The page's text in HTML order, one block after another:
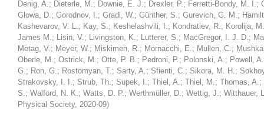
Denig, A.; Dieterle, M.; Downie, E. J.; Drexler, P.; Ferretti-Bondy, M. I.;
Glowa, D.; Gorodnov, I.; Gradl, W.; Günther, S.; Gurevich, G. M.;
Kashevarov, V. L.; Kay, S.; Keshelashvili, I.; Kondratiev, R.; Korolija, M.
James M.; Lisin, V.; Livingston, K.; Lutterer, S.; MacGregor, I. J. D.;
Metag, V.; Meyer, W.; Miskimen, R.; Mornacchi, E.; Mullen, C.;
Oberle, M.; Ostrick, M.; Otte, P. B.; Pedroni, P.; Polonski, A.; Powell, A.
G.; Ron, G.; Rostomyan, T.; Sarty, A.; Sfienti, C.; Sikora, M. H.;
Strakovsky, I. I.; Strub, Th.; Supek, I.; Thiel, A.; Thiel, M.; Thomas, A.;
S.; Walford, N. K.; Watts, D. P.; Werthmüller, D.; Wettig, J.; Witthauer,
Physical Society, 2020-09)